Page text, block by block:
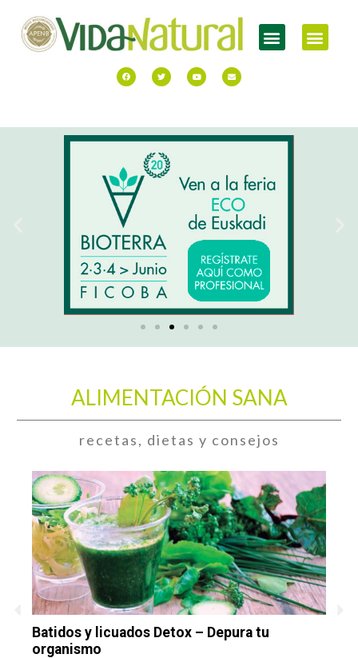
ALIMENTACIÓN SANA
recetas, dietas y consejos
Batidos y licuados Detox – Depura tu
organismo